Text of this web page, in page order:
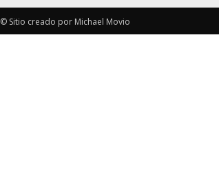
© Sitio creado por Michael Movio